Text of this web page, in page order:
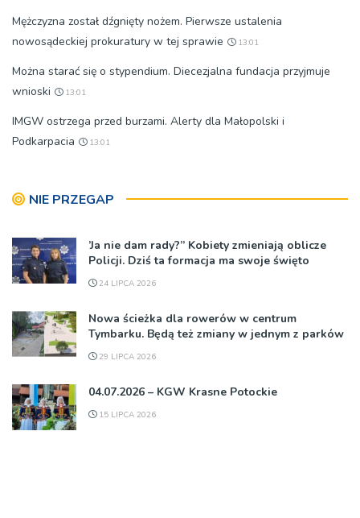
Mężczyzna został dźgnięty nożem. Pierwsze ustalenia
nowosądeckiej prokuratury w tej sprawie
13:01
Można starać się o stypendium. Diecezjalna fundacja przyjmuje
wnioski
13:01
IMGW ostrzega przed burzami. Alerty dla Małopolski i
Podkarpacia
13:01
NIE PRZEGAP
’Ja nie dam rady?” Kobiety zmieniają oblicze
Policji. Dziś ta formacja ma swoje święto
24 LIPCA 2026
Nowa ścieżka dla rowerów w centrum
Tymbarku. Będą też zmiany w jednym z parków
29 LIPCA 2026
04.07.2026 – KGW Krasne Potockie
15 LIPCA 2026